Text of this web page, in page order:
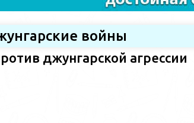
войны
джунгарской агрессии